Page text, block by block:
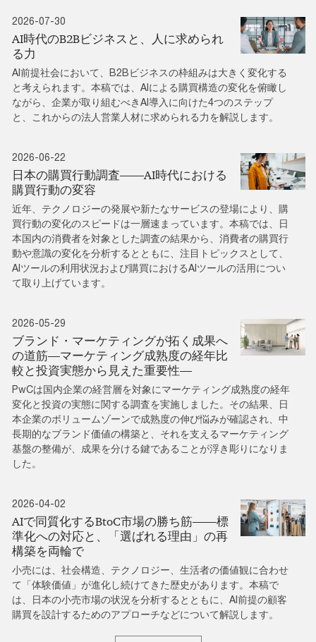
2026-07-30
AI時代のB2Bビジネスと、人に求められ
る力
AI前提社会において、B2Bビジネスの枠組みは大きく変化する
と考えられます。本稿では、AIによる購買構造の変化を俯瞰し
ながら、企業が取り組むべきAI導入に向けた4つのステップ
と、これからの法人営業人材に求められる力を解説します。
2026-06-22
日本の購買行動調査――AI時代における
購買行動の変容
近年、テクノロジーの発展や新たなサービスの登場により、購
買行動の変化のスピードは一層速まっています。本稿では、日
本国内の消費者を対象とした調査の結果から、消費者の購買行
動や意識の変化を分析するとともに、注目トピックスとして、
AIツールの利用状況および購買におけるAIツールの活用につい
て取り上げています。
2026-05-29
ブランド・マーケティングが拓く成果へ
の道筋―マーケティング成熟度の経年比
較と投資実態から見えた重要性―
PwCは国内企業の経営層を対象にマーケティング成熟度の経年
変化と投資の実態に関する調査を実施しました。その結果、日
本企業のボリュームゾーンで成熟度の伸び悩みが確認され、中
長期的なブランド価値の構築と、それを支えるマーケティング
基盤の整備が、成果を分ける鍵であることが浮き彫りになりま
した。
2026-04-02
AIで同質化するBtoC市場の勝ち筋――標
準化への対応と、「選ばれる理由」の再
構築を両輪で
小売には、社会構造、テクノロジー、生活者の価値観に合わせ
て「体験価値」が進化し続けてきた歴史があります。本稿で
は、日本の小売市場の状況を分析するとともに、AI前提の顧客
購買を設計するためのアプローチなどについて解説します。